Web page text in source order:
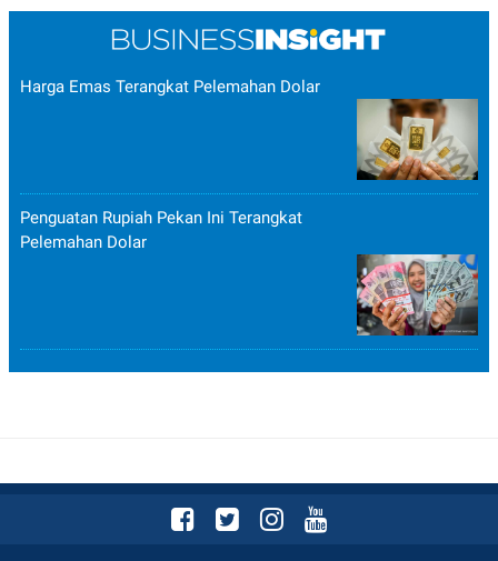
Harga Emas Terangkat Pelemahan Dolar
Penguatan Rupiah Pekan Ini Terangkat
Pelemahan Dolar